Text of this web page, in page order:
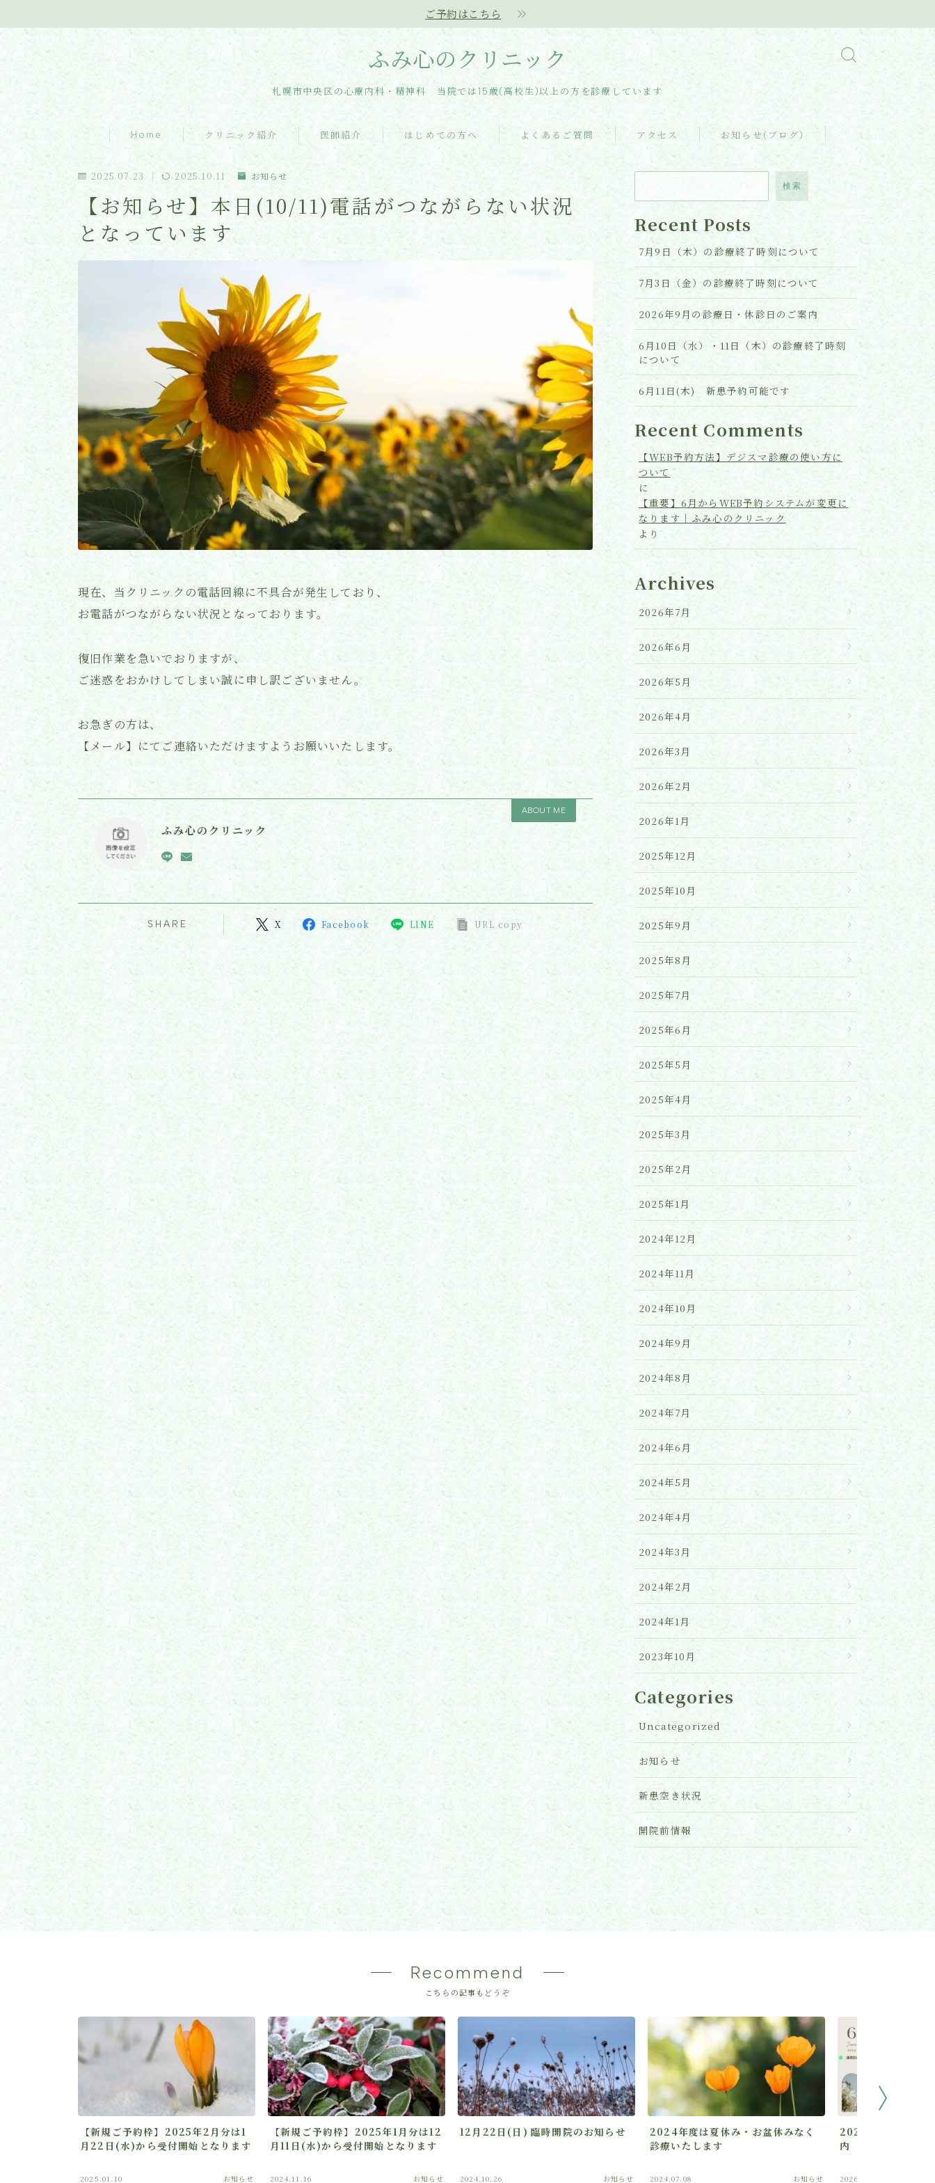
ご予約はこちら
ふみ心のクリニック
札幌市中央区の心療内科・精神科 当院では15歳(高校生)以上の方を診療しています
Home クリニック紹介
クリニック紹介
診療内容
医師紹介 はじめての方へ よくあるご質問 アクセス お知らせ(ブログ)
2025.07.23 2025.10.11 お知らせ
【お知らせ】本日(10/11)電話がつながらない状況
となっています
現在、当クリニックの電話回線に不具合が発生しており、
お電話がつながらない状況となっております。
復旧作業を急いでおりますが、
ご迷惑をおかけしてしまい誠に申し訳ございません。
お急ぎの方は、
【メール】にてご連絡いただけますようお願いいたします。
ABOUT ME
ふみ心のクリニック
SHARE X Facebook LINE URL copy
検索
Recent Posts
7月9日（木）の診療終了時刻について
7月3日（金）の診療終了時刻について
2026年9月の診療日・休診日のご案内
6月10日（水）・11日（木）の診療終了時刻
について
6月11日(木) 新患予約可能です
Recent Comments
【WEB予約方法】デジスマ診療の使い方に
ついて
に
【重要】6月からWEB予約システムが変更に
なります｜ふみ心のクリニック
より
Archives
2026年7月
2026年6月
2026年5月
2026年4月
2026年3月
2026年2月
2026年1月
2025年12月
2025年10月
2025年9月
2025年8月
2025年7月
2025年6月
2025年5月
2025年4月
2025年3月
2025年2月
2025年1月
2024年12月
2024年11月
2024年10月
2024年9月
2024年8月
2024年7月
2024年6月
2024年5月
2024年4月
2024年3月
2024年2月
2024年1月
2023年10月
Categories
Uncategorized
お知らせ
新患空き状況
開院前情報
Recommend
こちらの記事もどうぞ
【新規ご予約枠】2025年2月分は1
月22日(水)から受付開始となります
2025.01.10 お知らせ
【新規ご予約枠】2025年1月分は12
月11日(水)から受付開始となります
2024.11.16 お知らせ
12月22日(日) 臨時開院のお知らせ
2024.10.26 お知らせ
2024年度は夏休み・お盆休みなく
診療いたします
2024.07.08 お知らせ
2026年6月の診療
内
2026.04.10